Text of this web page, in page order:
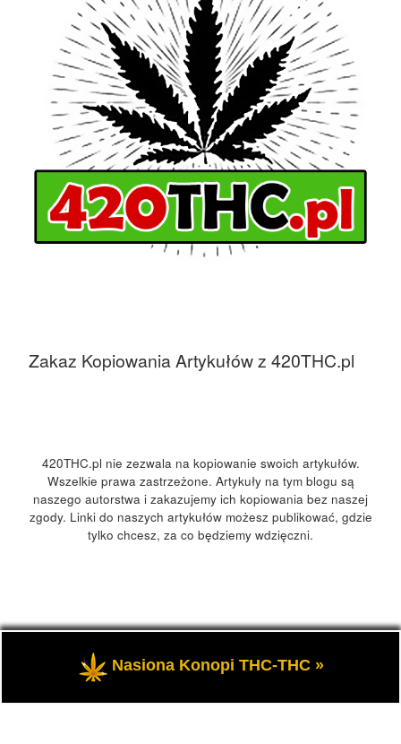
Zakaz Kopiowania Artykułów z 420THC.pl
420THC.pl nie zezwala na kopiowanie swoich artykułów.
Wszelkie prawa zastrzeżone. Artykuły na tym blogu są
naszego autorstwa i zakazujemy ich kopiowania bez naszej
zgody. Linki do naszych artykułów możesz publikować, gdzie
tylko chcesz, za co będziemy wdzięczni.
420Polska, 420THC.pl
– Wszelkie prawa zastrzeżone
- Kultura marihuany, konopi 420 w Polsce i na świecie.
Nasiona Konopi THC-THC »